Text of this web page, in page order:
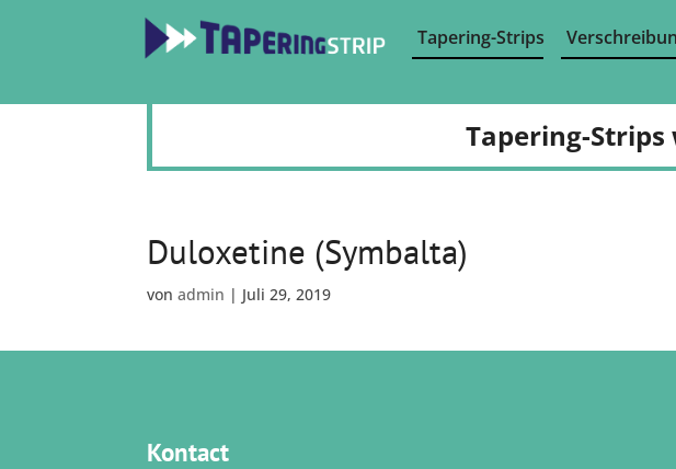
Tapering-Strips
Tapering-
Duloxetine (Symbalta)
vonadmin | Juli 29, 2019
Kontact